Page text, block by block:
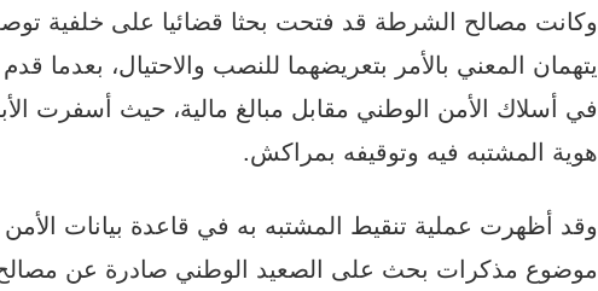
وكانت مصالح الشرطة قد فتحت بحثا قضائيا على خلفية
يتهمان المعني بالأمر بتعريضهما للنصب والاحتيال، بعدما
في أسلاك الأمن الوطني مقابل مبالغ مالية، حيث أسفرت
هوية المشتبه فيه وتوقيفه بمراكش.
وقد أظهرت عملية تنقيط المشتبه به في قاعدة بيانات
موضوع مذكرات بحث على الصعيد الوطني صادرة عن مصالح